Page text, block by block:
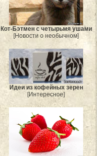
Кот-Бэтмен с четырьмя ушами
[Новости о необычном]
Идеи из кофейных зерен
[Интересное]